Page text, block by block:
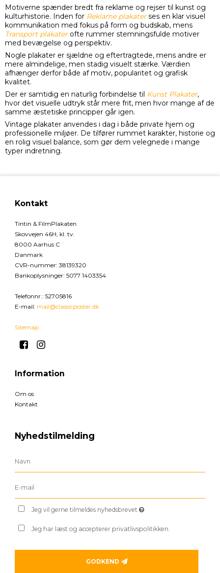
Motiverne spænder bredt fra reklame og rejser til kunst og
kulturhistorie. Inden for Reklame plakaterses en klar visuel
kommunikation med fokus på form og budskab, mens
Transport plakater ofte rummer stemningsfulde motiver
med bevægelse og perspektiv.
Nogle plakater er sjældne og eftertragtede, mens andre er
mere almindelige, men stadig visuelt stærke. Værdien
afhænger derfor både af motiv, popularitet og grafisk
kvalitet.
Der er samtidig en naturlig forbindelse til Kunst Plakater,
hvor det visuelle udtryk står mere frit, men hvor mange af de
samme æstetiske principper går igen.
Vintage plakater anvendes i dag i både private hjem og
professionelle miljøer. De tilfører rummet karakter, historie og
en rolig visuel balance, som gør dem velegnede i mange
typer indretning.
Kontakt
Tintin & FilmPlakaten
Skovvejen 46H, kl. tv.
8000 Aarhus C
Danmark
CVR-nummer: 38139320
Bankoplysninger: 5077 1403354
Telefonnr. : 52705816
E-mail: mail@classicposter.dk
Sitemap
Information
Om os
Kontakt
Nyhedstilmelding
Jeg vil gerne tilmeldes nyhedsbrevet
Jeg har læst og accepterer privatlivspolitikken.
GODKEND